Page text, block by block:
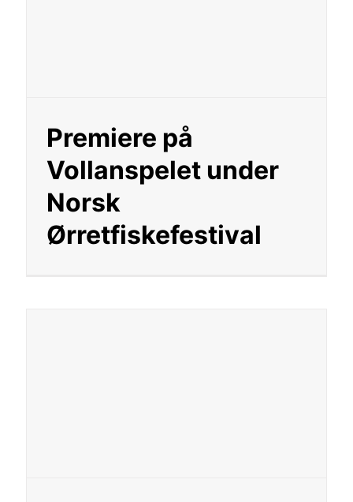
Premiere på
Vollanspelet under
Norsk
Ørretfiskefestival